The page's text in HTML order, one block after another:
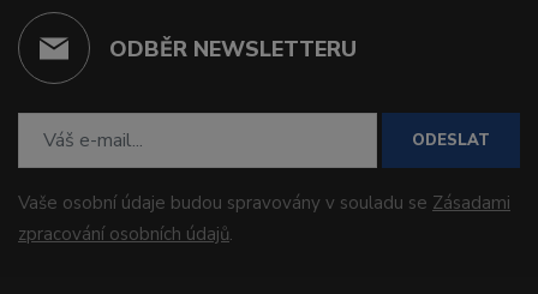
ODBĚR NEWSLETTERU
ODESLAT
Vaše osobní údaje budou spravovány v souladu se Zásadami
zpracování osobních údajů.